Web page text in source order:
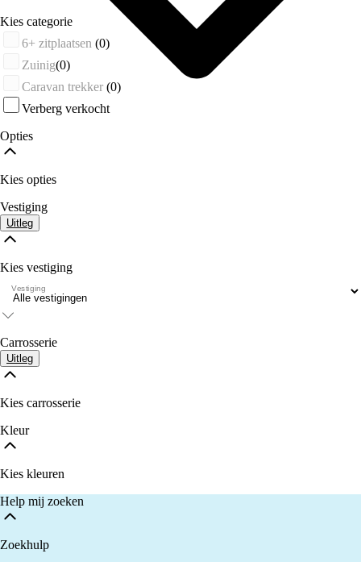
Kies categorie
6+ zitplaatsen (0)
Zuinig(0)
Caravan trekker (0)
Verberg verkocht
Opties
Kies opties
Vestiging
Uitleg
Kies vestiging
Vestiging
Carrosserie
Uitleg
Kies carrosserie
Kleur
Kies kleuren
Help mij zoeken
Zoekhulp